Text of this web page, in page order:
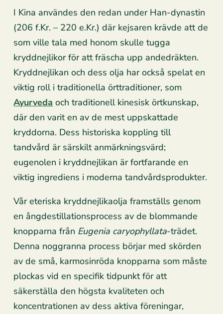
I Kina användes den redan under Han-dynastin
(206 f.Kr. – 220 e.Kr.) där kejsaren krävde att de
som ville tala med honom skulle tugga
kryddnejlikor för att fräscha upp andedräkten.
Kryddnejlikan och dess olja har också spelat en
viktig roll i traditionella örttraditioner, som
Ayurveda och traditionell kinesisk örtkunskap,
där den varit en av de mest uppskattade
kryddorna. Dess historiska koppling till
tandvård är särskilt anmärkningsvärd;
eugenolen i kryddnejlikan är fortfarande en
viktig ingrediens i moderna tandvårdsprodukter.
Vår eteriska kryddnejlikaolja framställs genom
en ångdestillationsprocess av de blommande
knopparna från Eugenia caryophyllata-trädet.
Denna noggranna process börjar med skörden
av de små, karmosinröda knopparna som måste
plockas vid en specifik tidpunkt för att
säkerställa den högsta kvaliteten och
koncentrationen av dess aktiva föreningar,